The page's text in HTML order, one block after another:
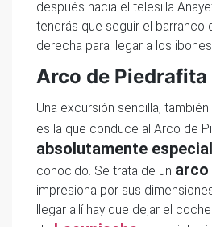
después hacia el telesilla
tendrás que seguir el barranco
derecha para llegar a los
Arco de Piedrafita
Una excursión sencilla,
es la que conduce al Arco de
absolutamente especial
conocido. Se trata de un
impresiona por sus
llegar allí hay que dejar el